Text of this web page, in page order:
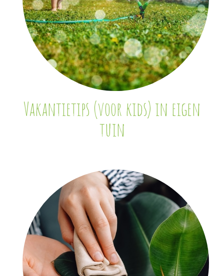
Vakantietips (voor kids) in eigen
tuin